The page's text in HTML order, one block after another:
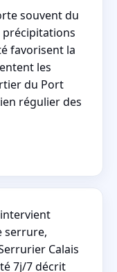
souvent du
précipitations
favorisent la
les
du Port
régulier des
serrure,
Calais
7j/7 décrit